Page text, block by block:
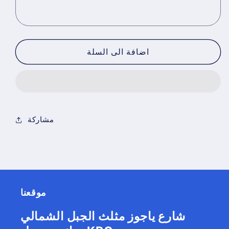
اضافة الى السلة
مشاركة
موقعنا
شارع ياجوز مثلث الجبل الشمالي